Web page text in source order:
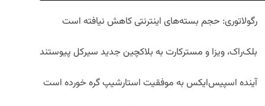
رگولاتوری: حجم بسته‌های اینترنتی کاهش نیافته است
بلک‌راک، ویزا و مسترکارت به بلاکچین جدید سیرکل پیوستند
آینده اسپیس‌ایکس به موفقیت استارشیپ گره خورده است